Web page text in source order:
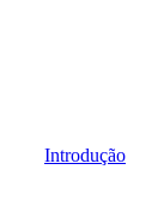
Introdução